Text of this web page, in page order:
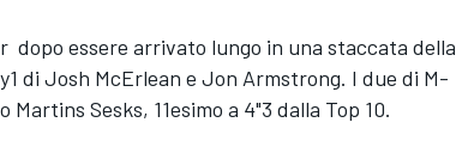
dopo essere arrivato lungo in una staccata della
di Josh McErlean e Jon Armstrong. I due di M-
Sesks, 11esimo a 4"3 dalla Top 10.